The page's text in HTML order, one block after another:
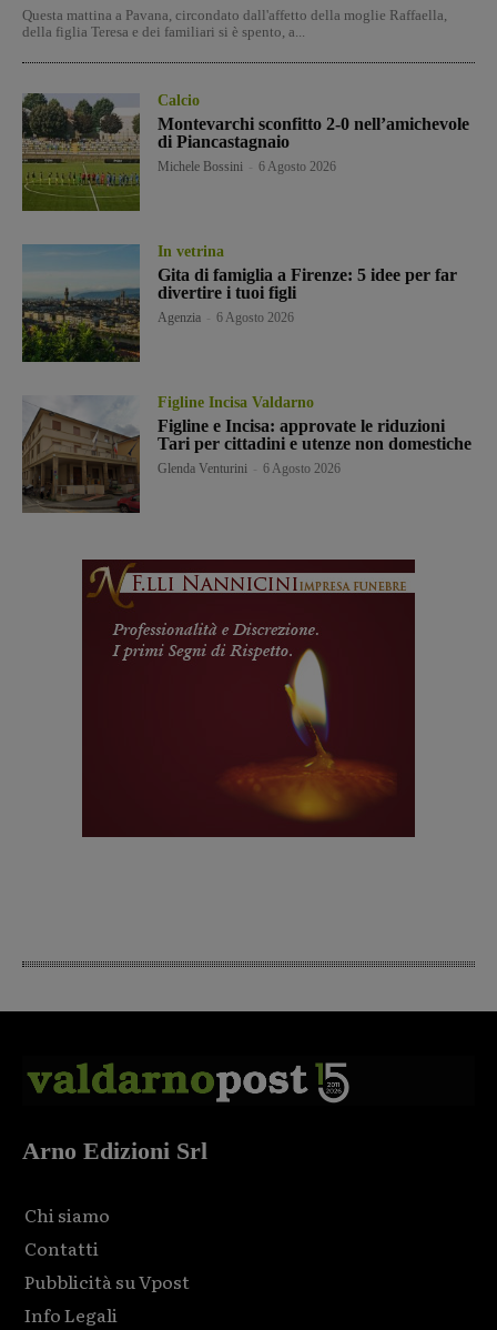
Questa mattina a Pavana, circondato dall'affetto della moglie Raffaella,
della figlia Teresa e dei familiari si è spento, a...
Calcio
Montevarchi sconfitto 2-0 nell’amichevole
di Piancastagnaio
Michele Bossini 6 Agosto 2026
In vetrina
Gita di famiglia a Firenze: 5 idee per far
divertire i tuoi figli
Agenzia 6 Agosto 2026
Figline Incisa Valdarno
Figline e Incisa: approvate le riduzioni
Tari per cittadini e utenze non domestiche
Glenda Venturini 6 Agosto 2026
Arno Edizioni Srl
Chi siamo
Contatti
Pubblicità su Vpost
Info Legali